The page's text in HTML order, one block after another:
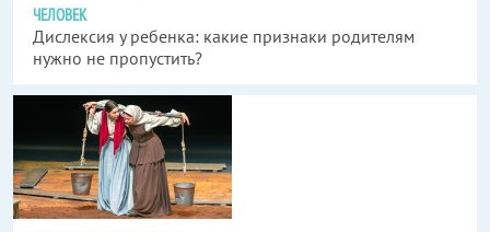
ЧЕЛОВЕК
Дислексия у ребенка: какие признаки родителям
нужно не пропустить?